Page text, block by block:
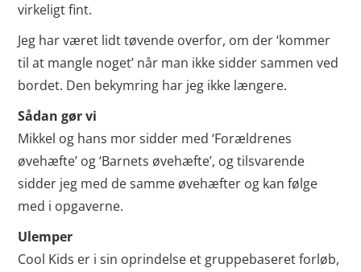
virkeligt fint.
Jeg har været lidt tøvende overfor, om der ‘kommer
til at mangle noget’ når man ikke sidder sammen ved
bordet. Den bekymring har jeg ikke længere.
Sådan gør vi
Mikkel og hans mor sidder med ‘Forældrenes
øvehæfte’ og ‘Barnets øvehæfte’, og tilsvarende
sidder jeg med de samme øvehæfter og kan følge
med i opgaverne.
Ulemper
Cool Kids er i sin oprindelse et gruppebaseret forløb,